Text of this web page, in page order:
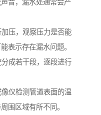
音，漏水处通常会产
压，观察压力是否能
表示存在漏水问题。
成若干段，逐段进行
仪检测管道表面的温
围区域有所不同。